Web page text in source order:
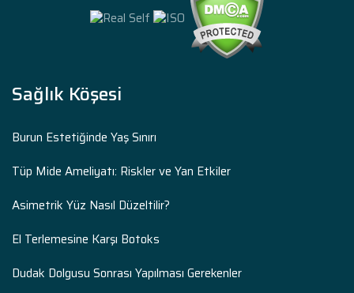
Sağlık Köşesi
Burun Estetiğinde Yaş Sınırı
Tüp Mide Ameliyatı: Riskler ve Yan Etkiler
Asimetrik Yüz Nasıl Düzeltilir?
El Terlemesine Karşı Botoks
Dudak Dolgusu Sonrası Yapılması Gerekenler